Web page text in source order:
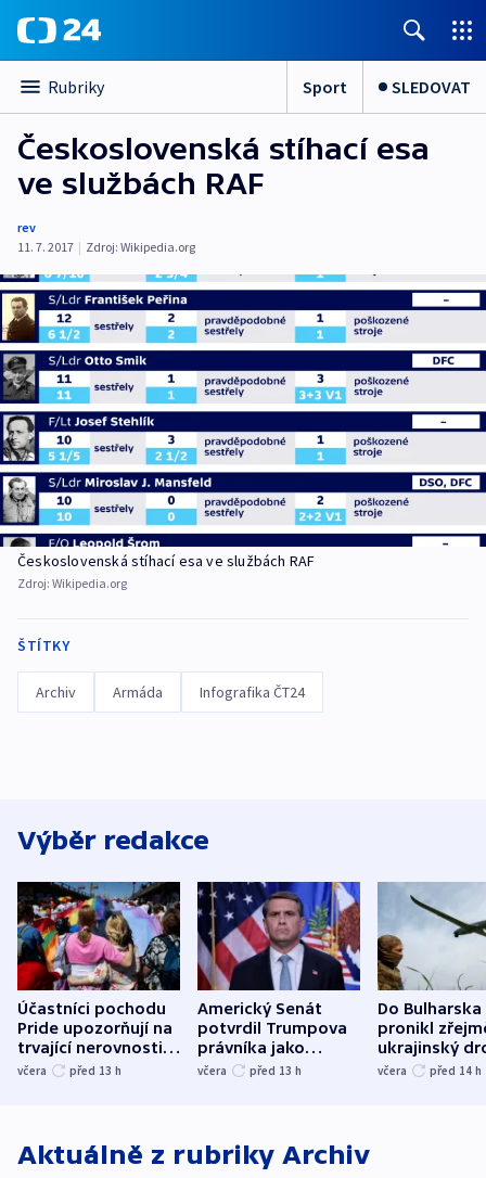
Rubriky Sport SLEDOVAT
Československá stíhací esa
ve službách RAF
rev
11. 7. 2017 | Zdroj: Wikipedia.org
Československá stíhací esa ve službách RAF
Zdroj: Wikipedia.org
ŠTÍTKY
Archiv Armáda Infografika ČT24
Výběr redakce
Účastníci pochodu
Pride upozorňují na
trvající nerovnosti i
společenskou
včera před 13 h
Americký Senát
potvrdil Trumpova
právníka jako
ministra
včera před 13 h
Do Bulharska
pronikl
ukrajinský
explodoval
včera před 14 h
Aktuálně z rubriky Archiv